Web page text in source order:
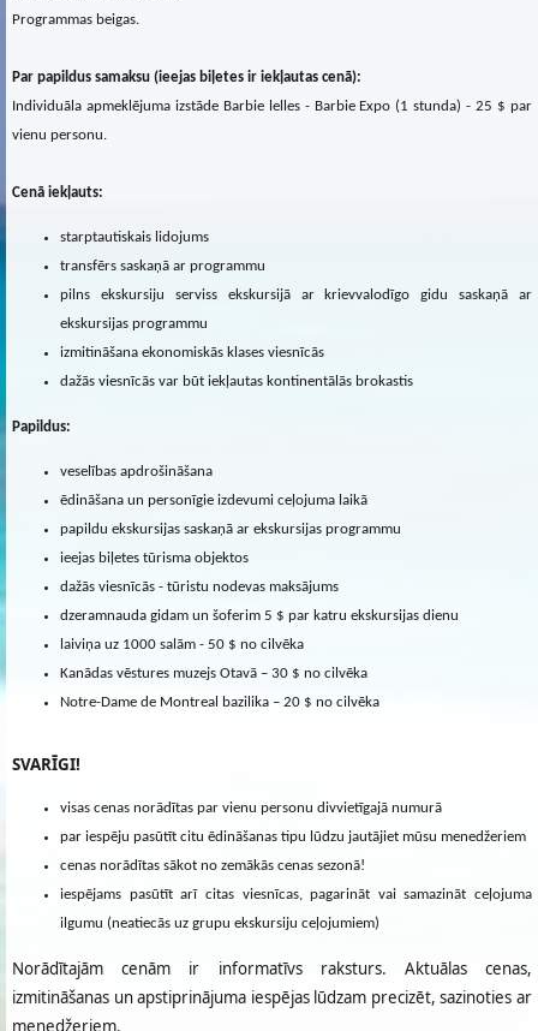
Programmas beigas.
Par papildus samaksu (ieejas biļetes ir iekļautas cenā):
Individuāla apmeklējuma izstāde Barbie lelles - Barbie Expo (1 stunda) - 25 $ par
vienu personu.
Cenā iekļauts:
starptautiskais lidojums
transfērs saskaņā ar programmu
pilns ekskursiju serviss ekskursijā ar krievvalodīgo gidu saskaņā ar
ekskursijas programmu
izmitināšana ekonomiskās klases viesnīcās
dažās viesnīcās var būt iekļautas kontinentālās brokastis
Papildus:
veselības apdrošināšana
ēdināšana un personīgie izdevumi ceļojuma laikā
papildu ekskursijas saskaņā ar ekskursijas programmu
ieejas biļetes tūrisma objektos
dažās viesnīcās - tūristu nodevas maksājums
dzeramnauda gidam un šoferim 5 $ par katru ekskursijas dienu
laiviņa uz 1000 salām - 50 $ no cilvēka
Kanādas vēstures muzejs Otavā – 30 $ no cilvēka
Notre-Dame de Montreal bazilika – 20 $ no cilvēka
SVARĪGI!
visas cenas norādītas par vienu personu divvietīgajā numurā
par iespēju pasūtīt citu ēdināšanas tipu lūdzu jautājiet mūsu menedžeriem
cenas norādītas sākot no zemākās cenas sezonā!
iespējams pasūtīt arī citas viesnīcas, pagarināt vai samazināt ceļojuma
ilgumu (neatiecās uz grupu ekskursiju ceļojumiem)
Norādītajām cenām ir informatīvs raksturs. Aktuālas cenas,
izmitināšanas un apstiprinājuma iespējas lūdzam precizēt, sazinoties ar
menedžeriem.